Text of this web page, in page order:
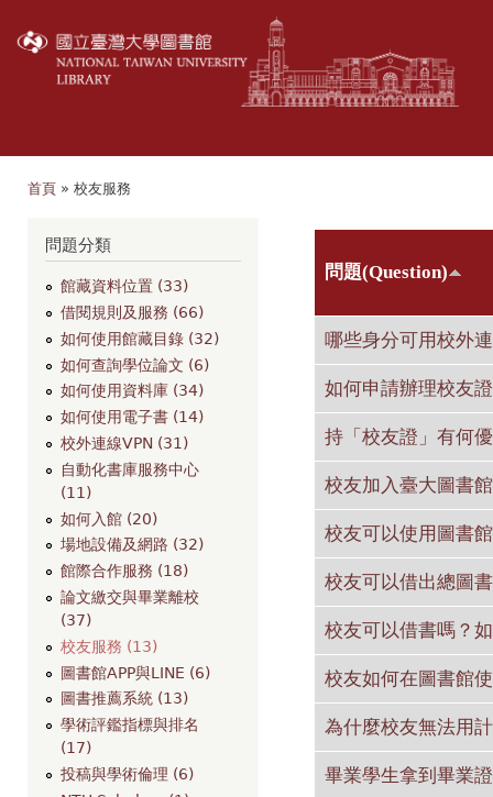
首頁 » 校友服務
問題分類
館藏資料位置 (33)
借閱規則及服務 (66)
如何使用館藏目錄 (32)
如何查詢學位論文 (6)
如何使用資料庫 (34)
如何使用電子書 (14)
校外連線VPN (31)
自動化書庫服務中心
(11)
如何入館 (20)
場地設備及網路 (32)
館際合作服務 (18)
論文繳交與畢業離校
(37)
校友服務 (13)
圖書館APP與LINE (6)
圖書推薦系統 (13)
學術評鑑指標與排名
(17)
投稿與學術倫理 (6)
問題(Question)
哪些身分可用校外
如何申請辦理校友
持「校友證」有何
校友加入臺大圖書
校友可以使用圖書
校友可以借出總圖
校友可以借書嗎？
校友如何在圖書館
為什麼校友無法用
畢業學生拿到畢業